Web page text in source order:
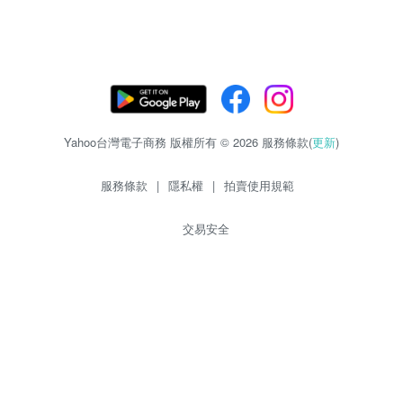
Yahoo台灣電子商務 版權所有 © 2026 服務條款(更新)
服務條款 | 隱私權 | 拍賣使用規範
交易安全